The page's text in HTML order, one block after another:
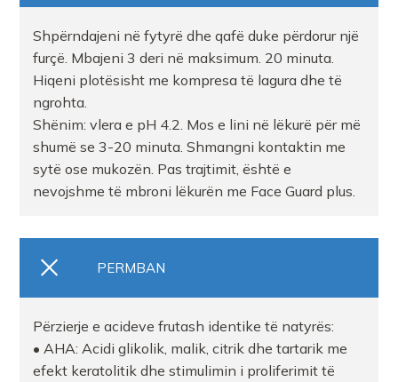
Shpërndajeni në fytyrë dhe qafë duke përdorur një
furçë. Mbajeni 3 deri në maksimum. 20 minuta.
Hiqeni plotësisht me kompresa të lagura dhe të
ngrohta.
Shënim: vlera e pH 4.2. Mos e lini në lëkurë për më
shumë se 3-20 minuta. Shmangni kontaktin me
sytë ose mukozën. Pas trajtimit, është e
nevojshme të mbroni lëkurën me Face Guard plus.
PERMBAN
Përzierje e acideve frutash identike të natyrës:
• AHA: Acidi glikolik, malik, citrik dhe tartarik me
efekt keratolitik dhe stimulimin i proliferimit të